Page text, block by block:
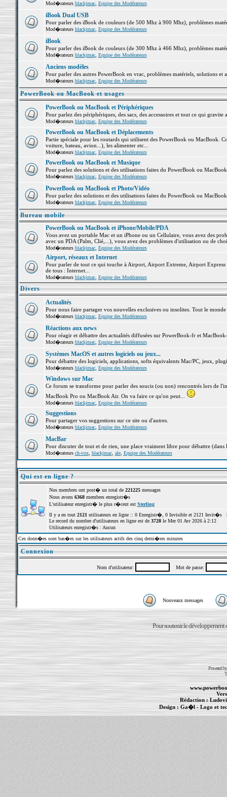
Mod�rateurs blackjmac, Equipe des Modérateurs
iBook Dual USB
Pour parler des iBook de couleurs (de 500 Mhz à 900 Mhz), problèmes
Mod�rateurs blackjmac, Equipe des Modérateurs
iBook
Pour parler des iBook de couleurs (de 300 Mhz à 466 Mhz), problèmes
Mod�rateurs blackjmac, Equipe des Modérateurs
Anciens modèles
Pour parler des autres PowerBook en vrac, problèmes matériels, solutions et
Mod�rateurs blackjmac, Equipe des Modérateurs
PowerBook ou MacBook et usages
PowerBook ou MacBook et Périphériques
Pour parlez des périphériques, des sacs, des accessoires et tout ce qui
Mod�rateurs blackjmac, Equipe des Modérateurs
PowerBook ou MacBook et Déplacements
Partie spéciale pour les routards qui utilisent des PowerBook ou MacBook.
voiture, bateau, avion...), les alimenter etc...
Mod�rateurs blackjmac, Equipe des Modérateurs
PowerBook ou MacBook et Musique
Pour parlez des solutions et des utilisations faites du PowerBook ou
Mod�rateurs blackjmac, Equipe des Modérateurs
PowerBook ou MacBook et Photo/Vidéo
Pour parlez des solutions et des utilisations faites du PowerBook ou
Mod�rateurs blackjmac, Equipe des Modérateurs
Bureau mobile
PowerBook ou MacBook et iPhone/Mobile/PDA
Vous avez un portable Mac et un iPhone ou un Cellulaire, vous avez des
avec un PDA (Palm, Clié,...), vous avez des problèmes d'utilisation ou de
Mod�rateurs blackjmac, Equipe des Modérateurs
Airport, réseaux et Internet
Pour parler de tout ce qui touche à Airport, Airport Extreme, Airport
de tous : Internet...
Mod�rateurs blackjmac, Equipe des Modérateurs
Divers
Actualités
Pour nous faire partager vos nouvelles exclusives ou insolites. Tout le
Mod�rateurs blackjmac, Equipe des Modérateurs
Réactions aux news
Pour réagir et débattre des actualités diffusées sur PowerBook-fr et
Mod�rateurs blackjmac, Equipe des Modérateurs
Systèmes MacOS et autres logiciels ou jeux...
Pour débattre des logiciels, applications, softs équivalents Mac/PC, jeux,
Mod�rateurs blackjmac, Equipe des Modérateurs
Windows sur Mac
Ce forum se transforme pour parler des soucis (ou non) rencontrés lors de
MacBook Pro ou MacBook Air. On va faire ce qu'on peut...
Mod�rateurs blackjmac, Equipe des Modérateurs
Suggestions
Pour partager vos suggestions sur ce site ou d'autres.
Mod�rateurs blackjmac, Equipe des Modérateurs
MacBar
Pour discuter de tout et de rien, une place vraiment libre pour débattre (dans
Mod�rateurs ch-vox, blackjmac, ale, Equipe des Modérateurs
Qui est en ligne ?
Nos membres ont post� un total de 221225messages
Nous avons 6368membres enregistr�s
L'utilisateur enregistr� le plus r�cent est Sterling
Il y a en tout 2121 utilisateurs en ligne :: 0 Enregistr�, 0 Invisible et 2121 Invit�s
Le record du nombre d'utilisateurs en ligne est de 3728le Mer 01 Avr 2026 à 2:12
Utilisateurs enregistr�s : Aucun
Ces donn�es sont bas�es sur les utilisateurs actifs des cinq derni�res minutes
Connexion
Nom d'utilisateur: Mot de passe:
Nouveaux messages
Pour soutenir le développement
Powered
Rédaction :
Design : Ga�l- Logo et